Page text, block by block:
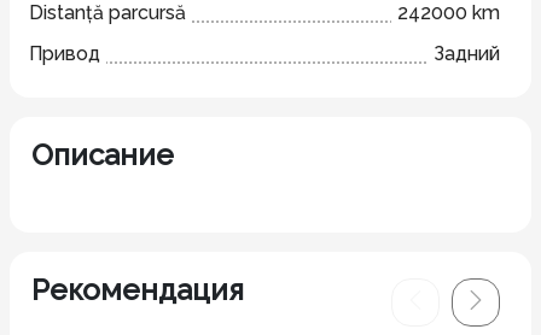
Distanță parcursă
242000 km
Привод
Задний
Описание
Рекомендация